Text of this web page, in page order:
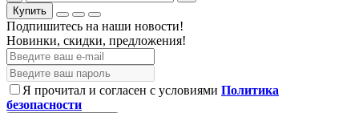
Купить
Подпишитесь на наши новости!
Новинки, скидки, предложения!
Я прочитал и согласен с условиями Политика
безопасности